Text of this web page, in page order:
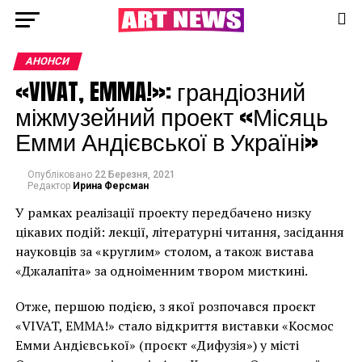
АНОНСИ
«VIVAT, EMMA!»: грандіозний
міжмузейний проект «Місяць
Емми Андієвської в Україні»
Опубліковано 22 Березня, 2021
Редактор Ирина Ферсман
У рамках реалізації проекту передбачено низку
цікавих подій: лекції, літературні читання, засідання
науковців за «круглим» столом, а також вистава
«Джалапіта» за одноіменним твором мисткині.
Отже, першою подією, з якої розпочався проєкт
«VIVAT, EMMA!» стало відкриття виставки «Космос
Емми Андієвської» (проєкт «Дифузія») у місті